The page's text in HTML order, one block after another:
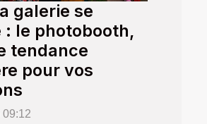
galerie se
: le photobooth,
tendance
pour vos